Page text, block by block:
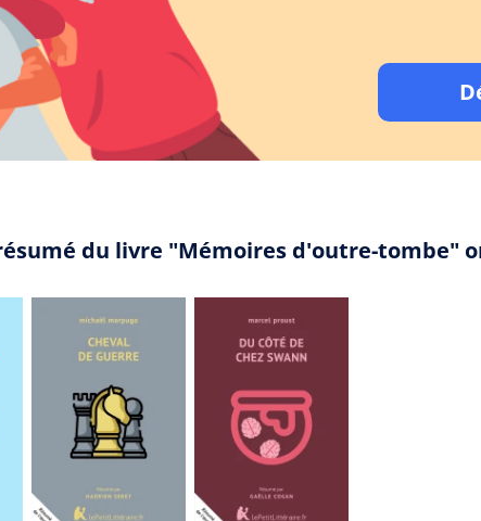
du livre "Mémoires d'outre-tombe"